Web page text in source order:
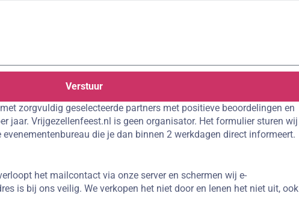
Verstuur
zorgvuldig geselecteerde partners met positieve beoordelingen en
jaar. Vrijgezellenfeest.nl is geen organisator. Het formulier sturen wij
die je dan binnen 2 werkdagen direct informeert.
het mailcontact via onze server en schermen wij e-
is bij ons veilig. We verkopen het niet door en lenen het niet uit, ook